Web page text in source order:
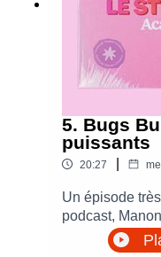
5. Bugs
puissants
20:27
Un épisode
podcast,
du terme),
Culture Fest...